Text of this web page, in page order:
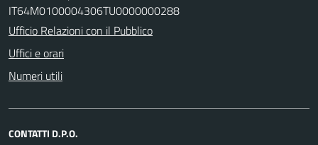
IT64M0100004306TU0000000288
Ufficio Relazioni con il Pubblico
Uffici e orari
Numeri utili
CONTATTI D.P.O.